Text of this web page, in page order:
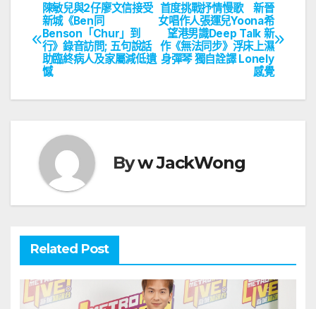
文
章
導
覽
首度挑戰抒情慢歌 新晉
女唱作人張運兒Yoona希
望港男識Deep Talk 新
作《無法同步》浮床上濕
身彈琴 獨自詮譯 Lonely
感覺
陳敏兒與2仔廖文信接受
新城《Ben同
Benson「Chur」到
行》錄音訪問; 五句說話
助臨終病人及家屬減低遺
憾
Byw JackWong
Related Post